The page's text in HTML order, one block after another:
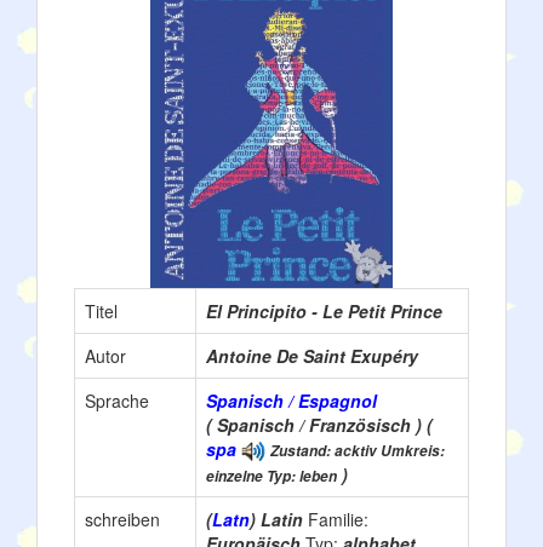
Titel
El Principito - Le Petit Prince
Autor
Antoine De Saint Exupéry
Sprache
Spanisch / Espagnol
( Spanisch / Französisch ) (
spa
Zustand: acktiv Umkreis:
einzelne Typ: leben )
schreiben
(Latn) Latin Familie: